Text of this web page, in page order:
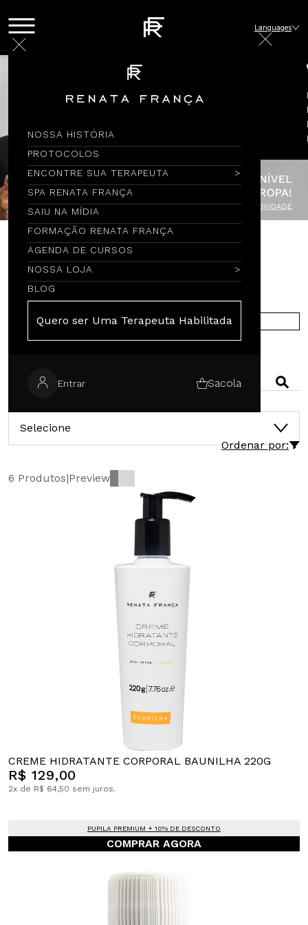
NOSSA HISTÓRIA
PROTOCOLOS
ENCONTRE SUA TERAPEUTA
SPA RENATA FRANÇA
SAIU NA MÍDIA
FORMAÇÃO RENATA FRANÇA
AGENDA DE CURSOS
NOSSA LOJA
BLOG
Quero ser Uma Terapeuta Habilitada
Entrar Sacola
Languages
Encontre por Nome
COMPRE NA EUROPA
Selecione
Ordenar por:
6 Produtos|Preview
CREME HIDRATANTE CORPORAL BAUNILHA 220G
R$ 129,00
2x de R$ 64,50 sem juros.
PUPILA PREMIUM + 10% DE DESCONTO
COMPRAR AGORA